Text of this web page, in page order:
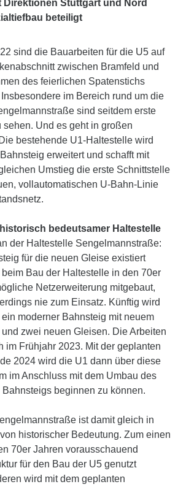
Direktionen Stuttgart und Nord
beteiligt
sind die Bauarbeiten für die U5 auf
zwischen Bramfeld und
des feierlichen Spatenstichs
im Bereich rund um die
sind seitdem erste
sehen. Und es geht in großen
bestehende U1-Haltestelle wird
erweitert und schafft mit
Umstieg die erste Schnittstelle
vollautomatischen U-Bahn-Linie
bedeutsamer Haltestelle
der Haltestelle Sengelmannstraße:
für die neuen Gleise existiert
Bau der Haltestelle in den 70er
Netzerweiterung mitgebaut,
nie zum Einsatz. Künftig wird
moderner Bahnsteig mit neuem
zwei neuen Gleisen. Die Arbeiten
im Frühjahr 2023. Mit der geplanten
2024 wird die U1 dann über diese
im Anschluss mit dem Umbau des
beginnen zu können.
ist damit gleich in
historischer Bedeutung. Zum einen
70er Jahren vorausschauend
für den Bau der U5 genutzt
wird mit dem geplanten